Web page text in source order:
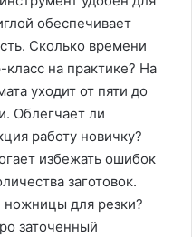
обеспечивает
Сколько времени
на практике? На
уходит от пяти до
Облегчает ли
работу новичку?
избежать ошибок
заготовок.
для резки?
заточенный